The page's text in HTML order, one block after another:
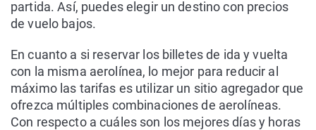
partida. Así, puedes elegir un destino con precios
de vuelo bajos.
En cuanto a si reservar los billetes de ida y vuelta
con la misma aerolínea, lo mejor para reducir al
máximo las tarifas es utilizar un sitio agregador que
ofrezca múltiples combinaciones de aerolíneas.
Con respecto a cuáles son los mejores días y horas